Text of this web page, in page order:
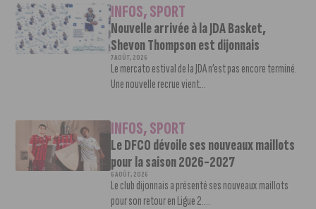
INFOS,SPORT
Nouvelle arrivée à la JDA Basket,
Shevon Thompson est dijonnais
7 AOÛT, 2026
Le mercato estival de la JDA n’est pas encore terminé.
Une nouvelle recrue vient...
INFOS,SPORT
Le DFCO dévoile ses nouveaux maillots
pour la saison 2026-2027
6 AOÛT, 2026
Le club dijonnais a présenté ses nouveaux maillots
pour son retour en Ligue 2....